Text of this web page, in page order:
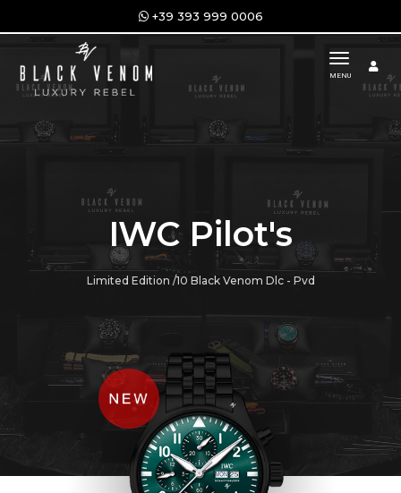
+39 393 999 0006
toggle
MENU
IWC Pilot's
Limited Edition /10 Black Venom Dlc - Pvd